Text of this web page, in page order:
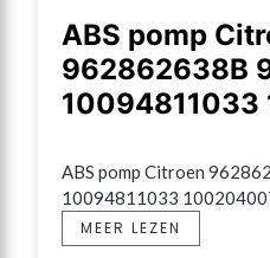
ABS pomp
962862638B
ABS pomp Citroen
10094811033
MEER LEZEN